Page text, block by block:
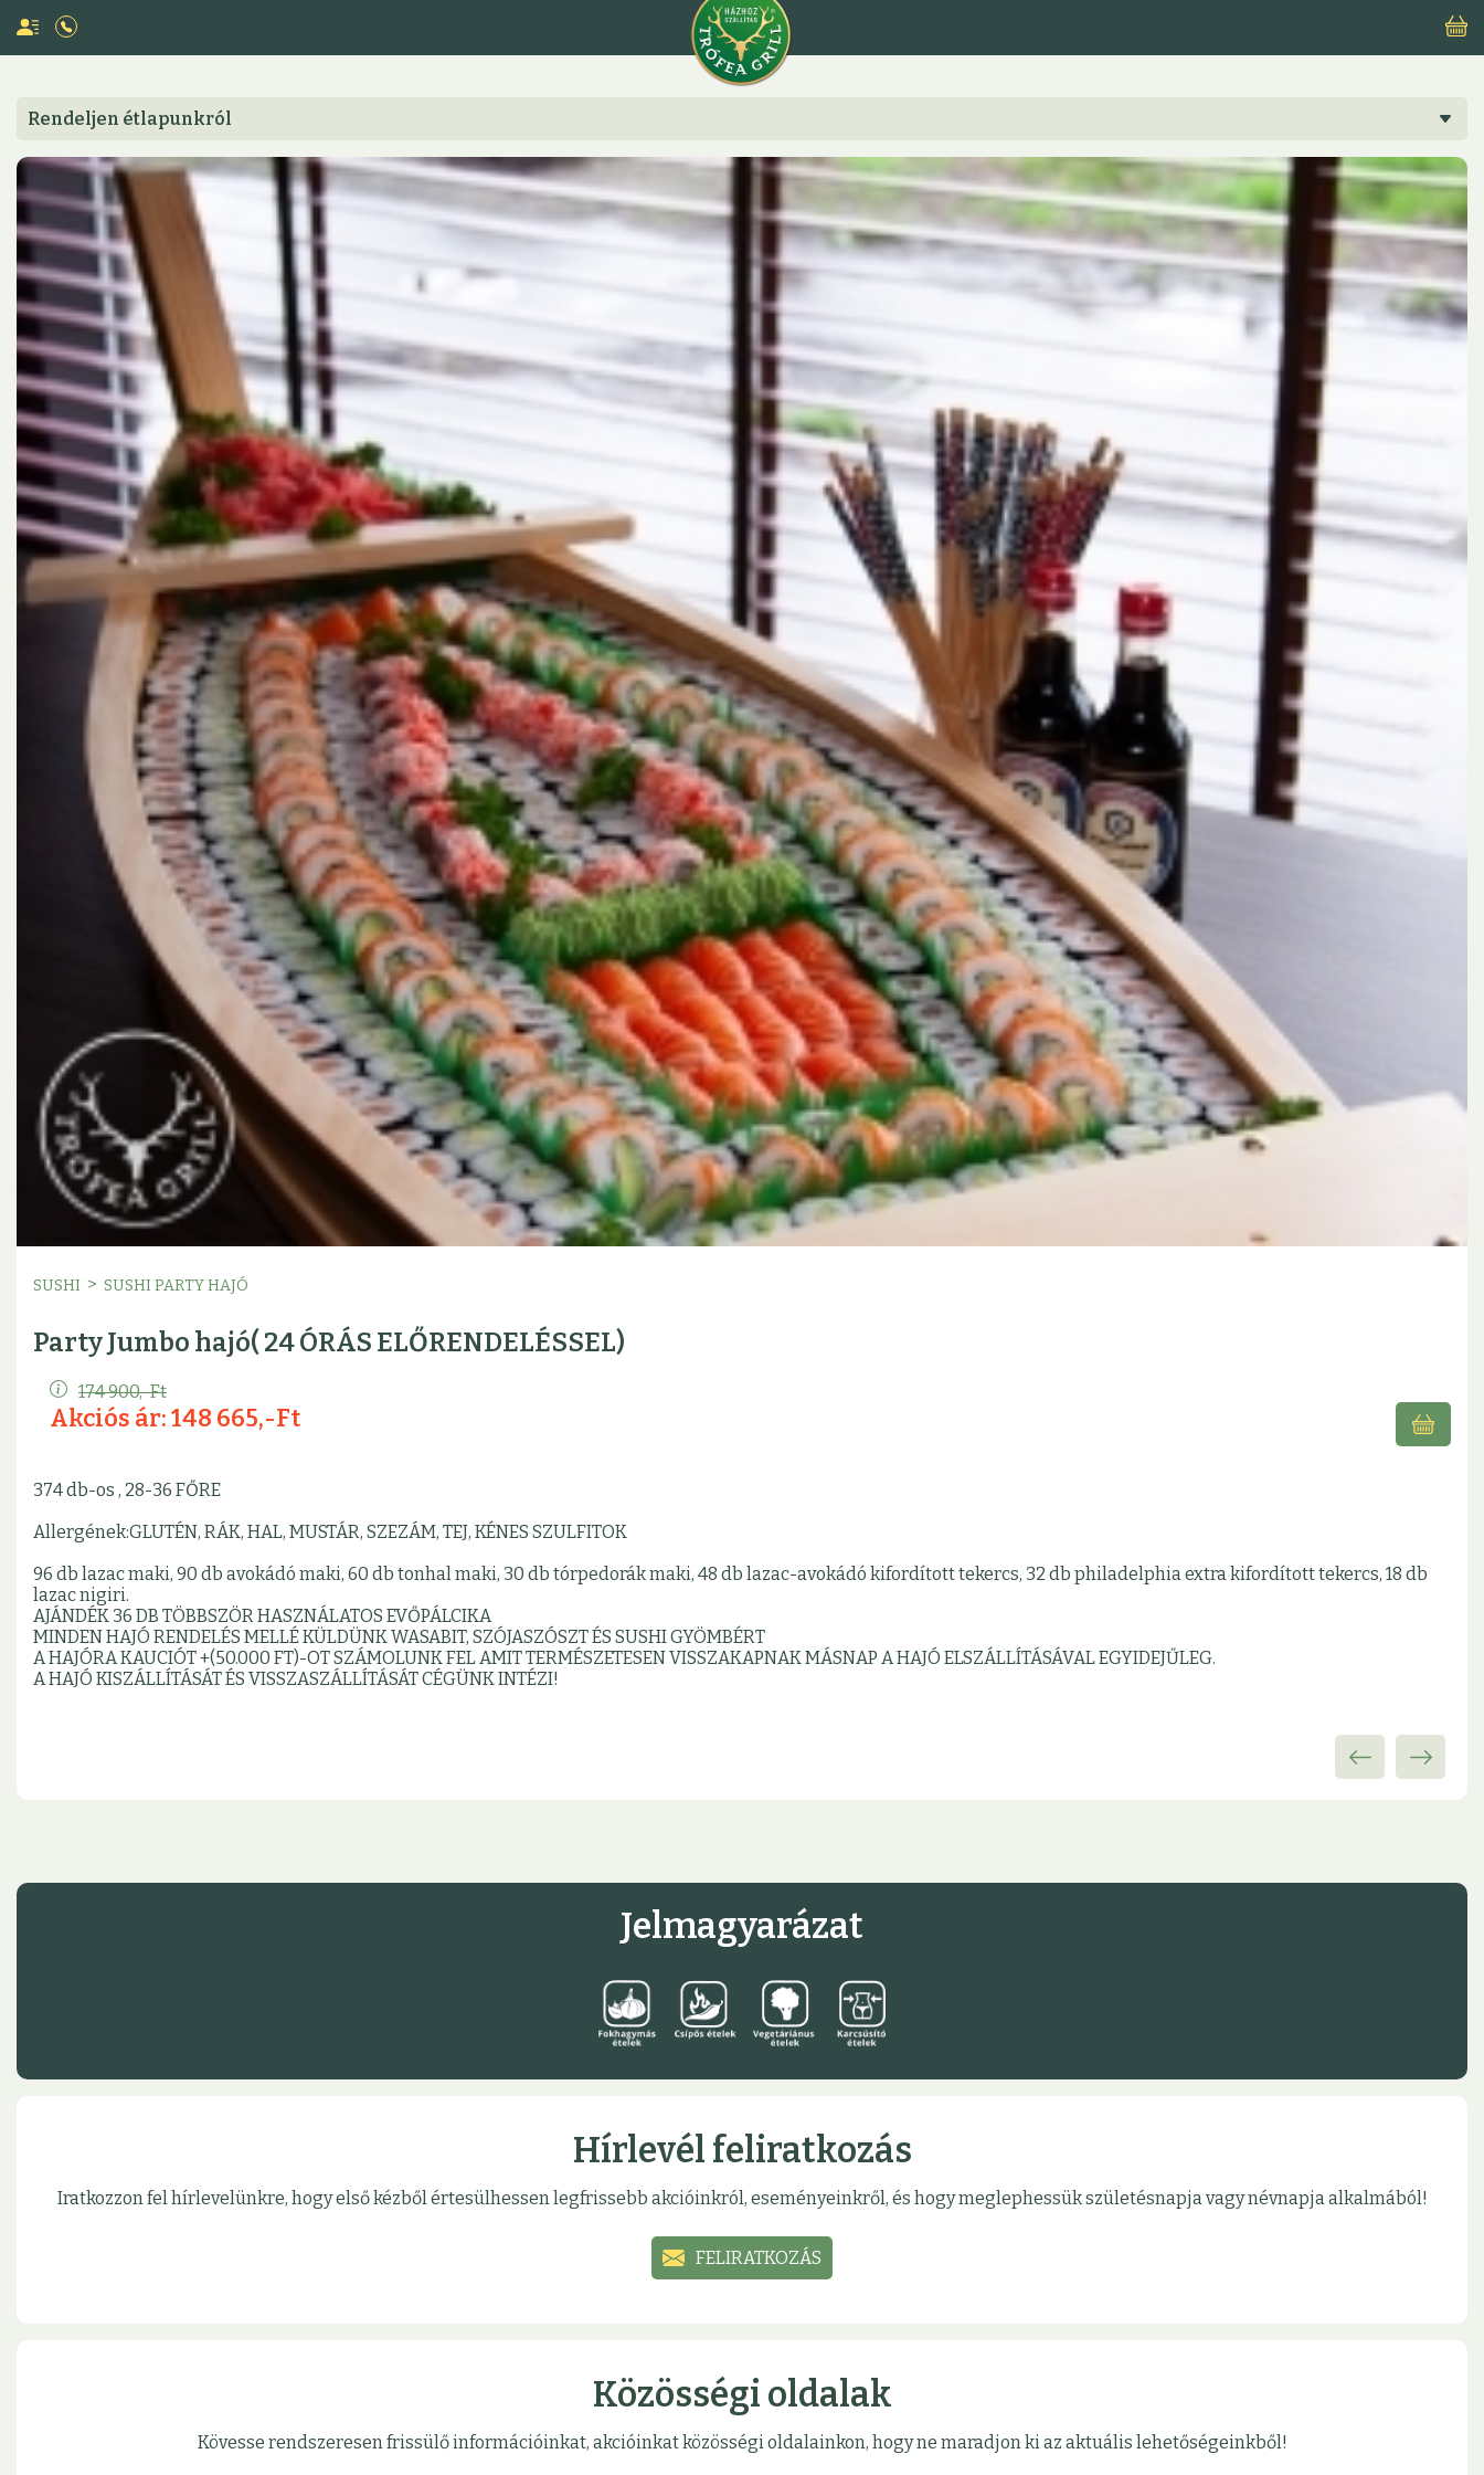
Rendeljen étlapunkról
SUSHI > SUSHI PARTY HAJÓ
Party Jumbo hajó( 24 ÓRÁS ELŐRENDELÉSSEL)
174 900,-Ft
Akciós ár: 148 665,-Ft
374 db-os , 28-36 FŐRE
Allergének:GLUTÉN, RÁK, HAL, MUSTÁR, SZEZÁM, TEJ, KÉNES SZULFITOK
96 db lazac maki, 90 db avokádó maki, 60 db tonhal maki, 30 db tórpedorák maki, 48 db lazac-avokádó kifordított tekercs, 32 db philadelphia extra kifordított tekercs, 18 db
lazac nigiri.
AJÁNDÉK 36 DB TÖBBSZÖR HASZNÁLATOS EVŐPÁLCIKA
MINDEN HAJÓ RENDELÉS MELLÉ KÜLDÜNK WASABIT, SZÓJASZÓSZT ÉS SUSHI GYÖMBÉRT
A HAJÓRA KAUCIÓT +(50.000 FT)-OT SZÁMOLUNK FEL AMIT TERMÉSZETESEN VISSZAKAPNAK MÁSNAP A HAJÓ ELSZÁLLÍTÁSÁVAL EGYIDEJŰLEG.
A HAJÓ KISZÁLLÍTÁSÁT ÉS VISSZASZÁLLÍTÁSÁT CÉGÜNK INTÉZI!
Jelmagyarázat
Hírlevél feliratkozás
Iratkozzon fel hírlevelünkre, hogy első kézből értesülhessen legfrissebb akcióinkról, eseményeinkről, és hogy meglephessük születésnapja vagy névnapja alkalmából!
FELIRATKOZÁS
Közösségi oldalak
Kövesse rendszeresen frissülő információinkat, akcióinkat közösségi oldalainkon, hogy ne maradjon ki az aktuális lehetőségeinkből!